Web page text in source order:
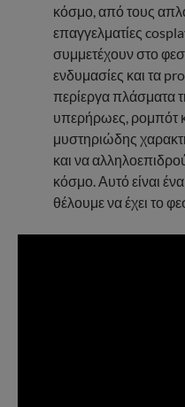
κόσμο, από τους
επαγγελματίες
συμμετέχουν στο
ενδυμασίες και τα
περίεργα πλάσματα
υπερήρωες, ρομπότ
μυστηριώδης
και να
κόσμο. Αυτό είναι
θέλουμε να έχει το